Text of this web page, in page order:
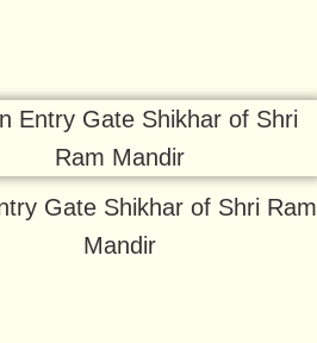
Gate Shikhar of Shri Ram
Mandir